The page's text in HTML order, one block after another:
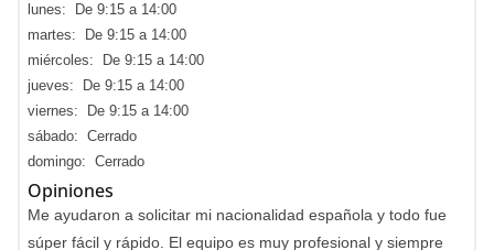
lunes: De 9:15 a 14:00
martes: De 9:15 a 14:00
miércoles: De 9:15 a 14:00
jueves: De 9:15 a 14:00
viernes: De 9:15 a 14:00
sábado: Cerrado
domingo: Cerrado
Opiniones
Me ayudaron a solicitar mi nacionalidad española y todo fue
súper fácil y rápido. El equipo es muy profesional y siempre